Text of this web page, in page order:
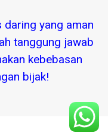
daring yang aman
tanggung jawab
kebebasan
bijak!